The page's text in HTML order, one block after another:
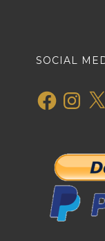
SOCIAL
FacebookInstagram
X